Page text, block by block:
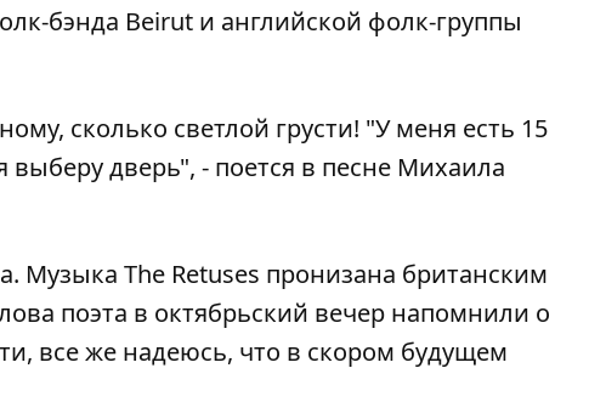
бэнда Beirut и английской фолк-группы
сколько светлой грусти! "У меня есть 15
дверь", - поется в песне Михаила
Музыка The Retuses пронизана британским
поэта в октябрьский вечер напомнили о
все же надеюсь, что в скором будущем